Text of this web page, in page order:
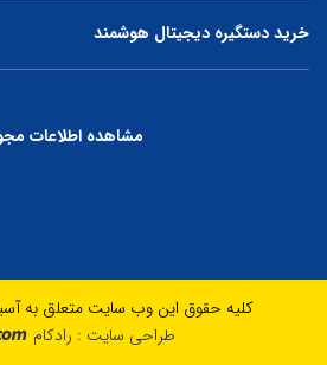
خرید دستگیره دیجیتال هوشمند
مشاهده اطلاعات
کلیه حقوق این وب سایت متعلق به
طراحی سایت : رادکام